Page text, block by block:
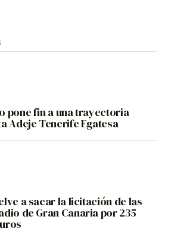
pone fin a una trayectoria
Adeje Tenerife Egatesa
a sacar la licitación de las
de Gran Canaria por 235